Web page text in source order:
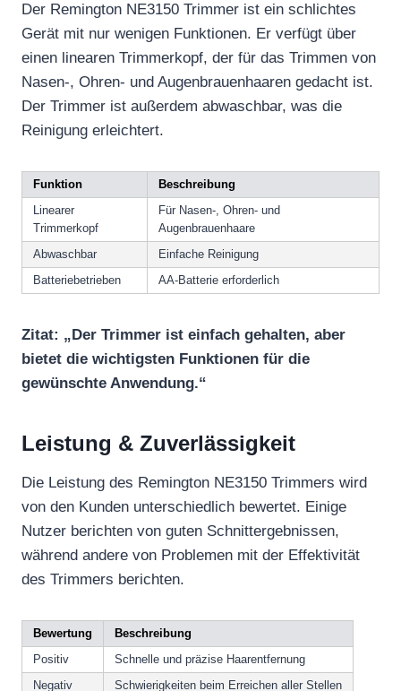
Der Remington NE3150 Trimmer ist ein schlichtes
Gerät mit nur wenigen Funktionen. Er verfügt über
einen linearen Trimmerkopf, der für das Trimmen von
Nasen-, Ohren- und Augenbrauenhaaren gedacht ist.
Der Trimmer ist außerdem abwaschbar, was die
Reinigung erleichtert.
Funktion
Beschreibung
Linearer
Trimmerkopf
Für Nasen-, Ohren- und
Augenbrauenhaare
Abwaschbar
Einfache Reinigung
Batteriebetrieben
AA-Batterie erforderlich
Zitat: „Der Trimmer ist einfach gehalten, aber
bietet die wichtigsten Funktionen für die
gewünschte Anwendung.“
Leistung & Zuverlässigkeit
Die Leistung des Remington NE3150 Trimmers wird
von den Kunden unterschiedlich bewertet. Einige
Nutzer berichten von guten Schnittergebnissen,
während andere von Problemen mit der Effektivität
des Trimmers berichten.
Bewertung
Beschreibung
Positiv
Schnelle und präzise Haarentfernung
Negativ
Schwierigkeiten beim Erreichen aller Stellen